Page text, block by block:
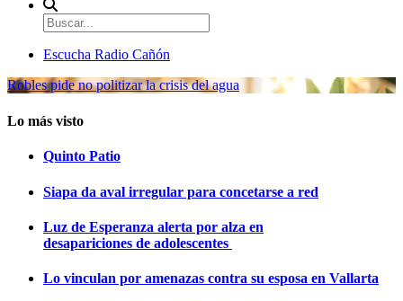
Escucha Radio Cañón
Robles pide no politizar la crisis del agua
Lo más visto
Quinto Patio
Siapa da aval irregular para concetarse a red
Luz de Esperanza alerta por alza en
desapariciones de adolescentes
Lo vinculan por amenazas contra su esposa en Vallarta